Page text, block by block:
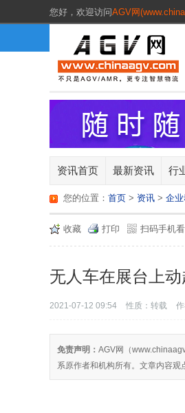
您好， 欢迎访问AGV网
资讯首页 最新资讯 行
您的位置： 首页 > 资讯 > 企
收藏 打印 扫码手机看
无人车在展台上
2021-07-12 09:54 性质：转载
免责声明： AGV网（
系原作者和机构所有。文章内容观